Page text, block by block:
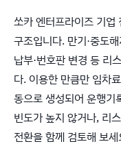
쏘카 엔터프라이즈 기업
구조입니다. 만기·중도
납부·번호판 변경 등 리
다. 이용한 만큼만 임차
동으로 생성되어 운행기
빈도가 높지 않거나, 리
전환을 함께 검토해 보세